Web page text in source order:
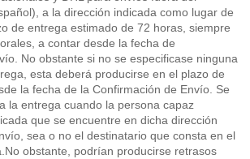
a la dirección indicada como lugar de
de entrega estimado de 72 horas, siempre
a contar desde la fecha de
No obstante si no se especificase ninguna
esta deberá producirse en el plazo de
la fecha de la Confirmación de Envío. Se
la entrega cuando la persona capaz
que se encuentre en dicha dirección
sea o no el destinatario que consta en el
obstante, podrían producirse retrasos